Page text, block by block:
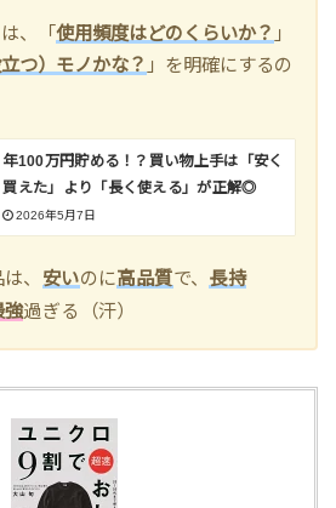
、「使用頻度はどのくらいか？ 」
つ）モノかな？ 」を明確にするの
年100万円貯める！？買い物上手は「安く
買えた」より「長く使える」が正解◎
2026年5月7日
、 安いのに高品質で、 長持
強過ぎる（汗）